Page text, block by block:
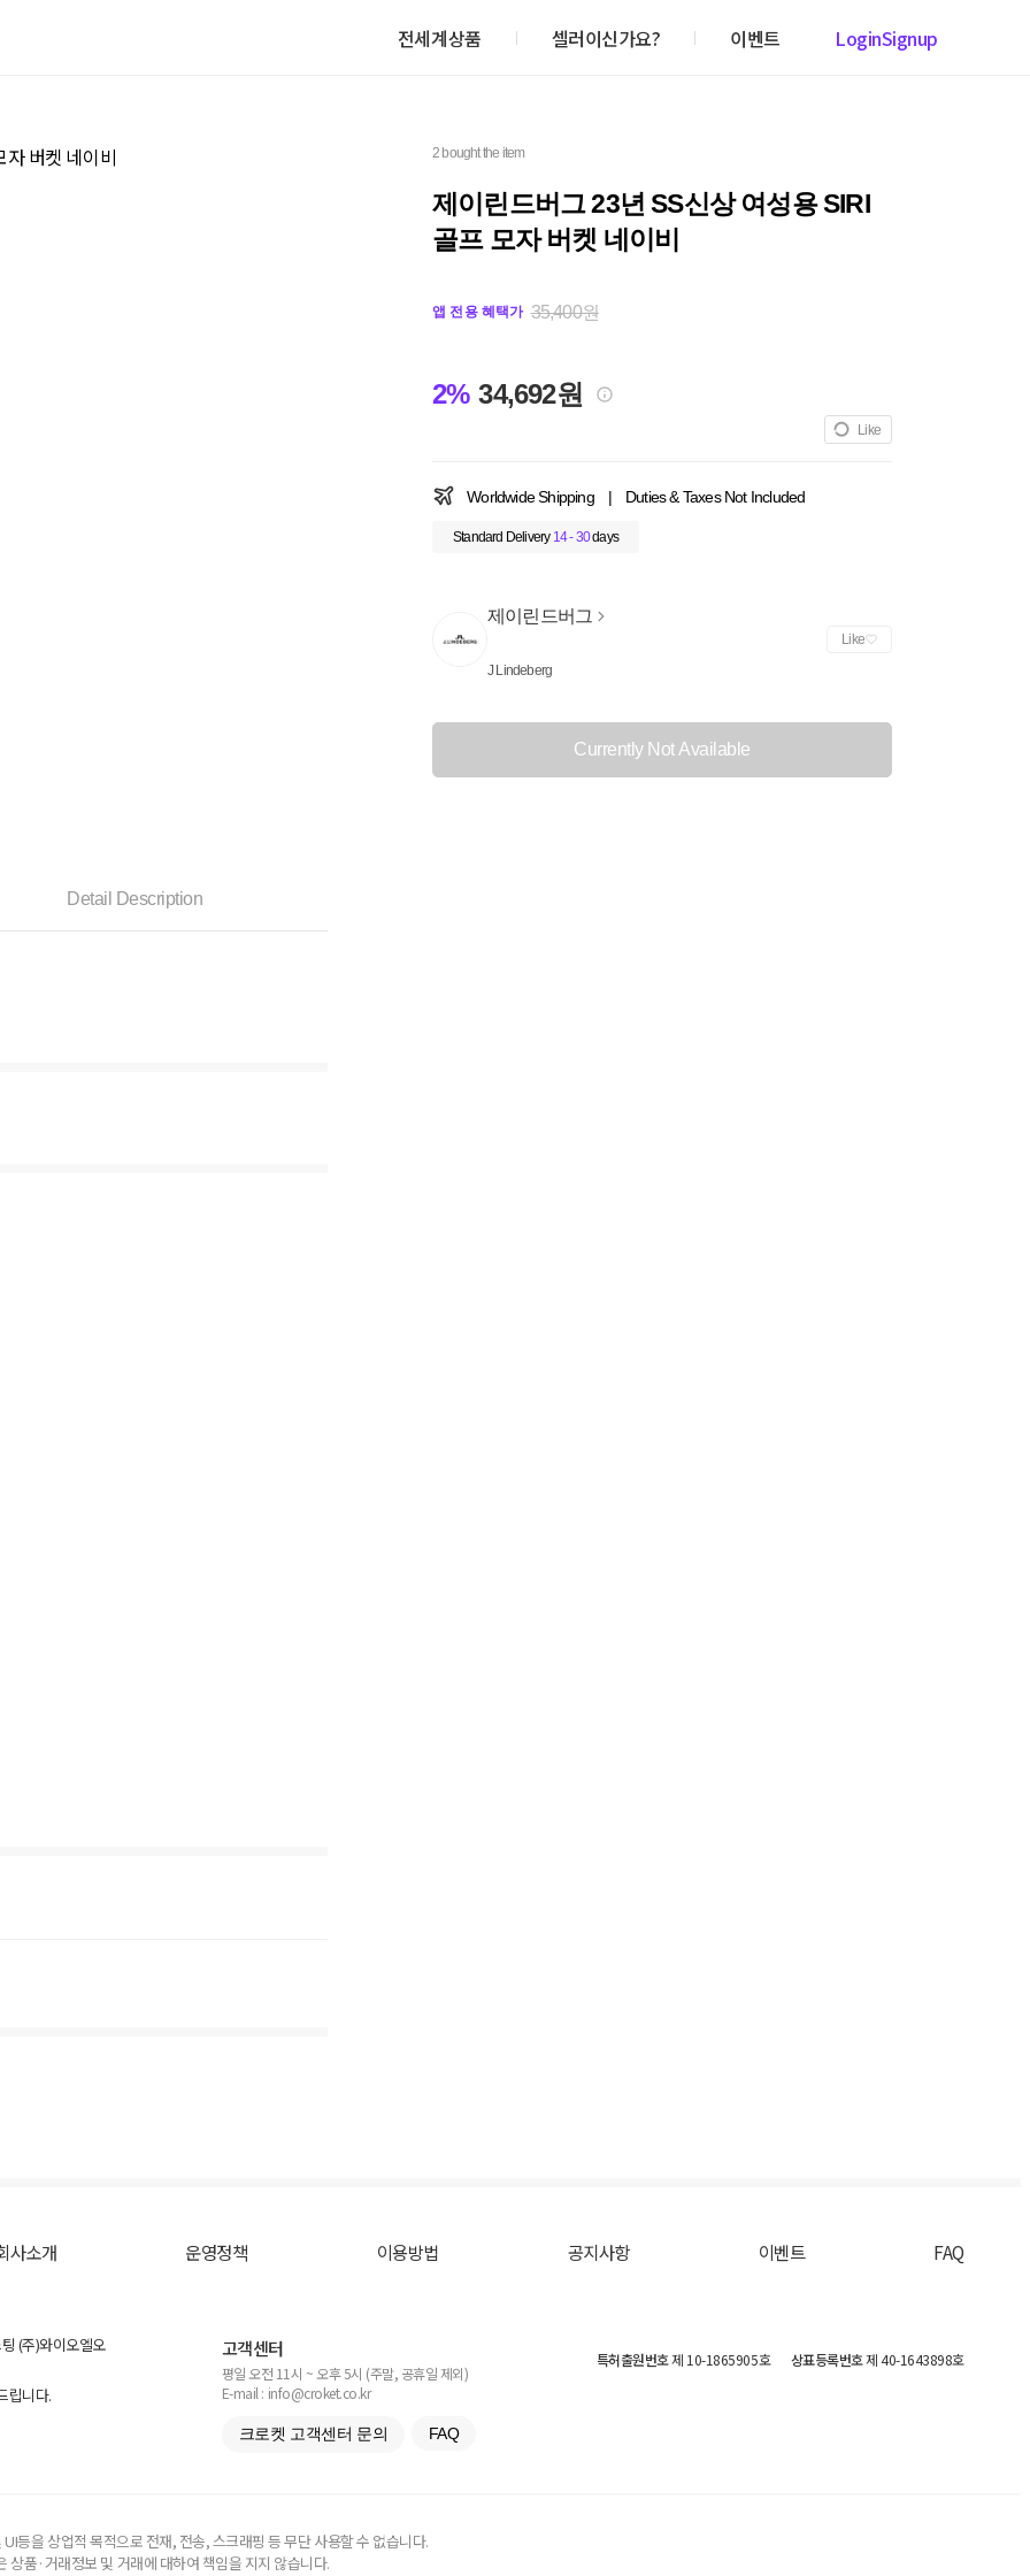
전세계상품 셀러이신가요? 이벤트 LoginSignup
2 bought the item
제이린드버그 23년 SS신상 여성용 SIRI
골프 모자 버켓 네이비
앱 전용 혜택가 35,400원
2% 34,692원
Like
Worldwide Shipping | Duties & Taxes Not Included
Standard Delivery 14 - 30days
제이린드버그
J Lindeberg
Like
Currently Not Available
Detail Description
사소개 운영정책 이용방법 공지사항 이벤트 FAQ
(주)와이오엘오
립니다.
고객센터
평일 오전 11시 ~ 오후 5시 (주말, 공휴일 제외)
E-mail : info@croket.co.kr
크로켓 고객센터 문의 FAQ
특허출원번호제 10-1865905호 상표등록번호제 40-1643898호
등을 상업적 목적으로 전재, 전송, 스크래핑 등 무단 사용할 수 없습니다.
품·거래정보 및 거래에 대하여 책임을 지지 않습니다.